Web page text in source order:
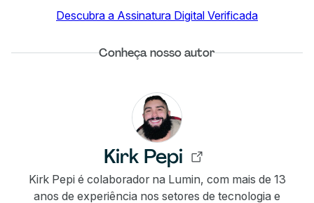
Descubra a Assinatura Digital Verificada
Conheça nosso autor
Kirk Pepi
Kirk Pepi é colaborador na Lumin, com mais de 13
anos de experiência nos setores de tecnologia e